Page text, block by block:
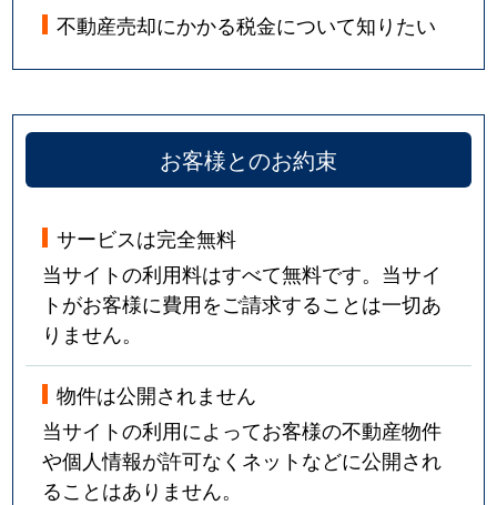
不動産売却にかかる税金について知りたい
お客様とのお約束
サービスは完全無料
当サイトの利用料はすべて無料です。当サイ
トがお客様に費用をご請求することは一切あ
りません。
物件は公開されません
当サイトの利用によってお客様の不動産物件
や個人情報が許可なくネットなどに公開され
ることはありません。